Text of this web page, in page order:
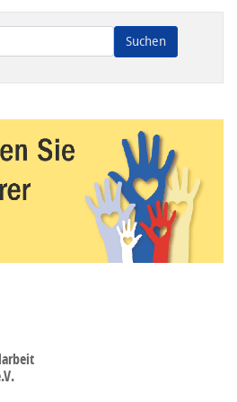
automatischen Vervollständigung